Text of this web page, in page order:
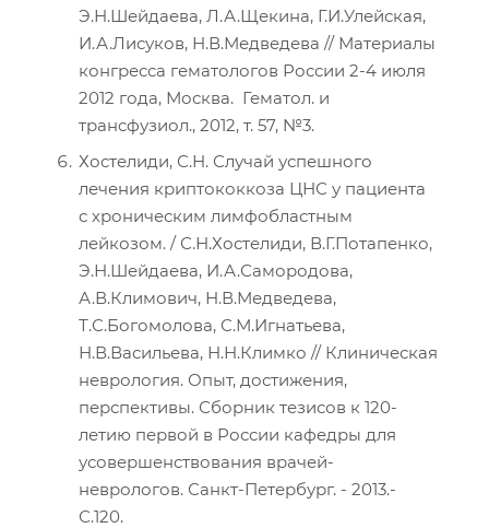
Э.Н.Шейдаева, Л.А.Щекина, Г.И.Улейская,
И.А.Лисуков, Н.В.Медведева // Материалы
конгресса гематологов России 2-4 июля
2012 года, Москва. Гематол. и
трансфузиол., 2012, т. 57, №3.
Хостелиди, С.Н. Случай успешного
лечения криптококкоза ЦНС у пациента
с хроническим лимфобластным
лейкозом. / С.Н.Хостелиди, В.Г.Потапенко,
Э.Н.Шейдаева, И.А.Самородова,
А.В.Климович, Н.В.Медведева,
Т.С.Богомолова, С.М.Игнатьева,
Н.В.Васильева, Н.Н.Климко // Клиническая
неврология. Опыт, достижения,
перспективы. Сборник тезисов к 120-
летию первой в России кафедры для
усовершенствования врачей-
неврологов. Санкт-Петербург. - 2013.-
С.120.